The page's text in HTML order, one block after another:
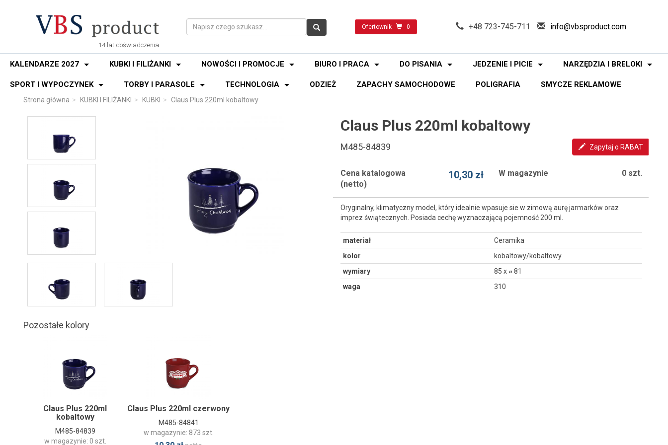
14 lat doświadczenia
Ofertownik 0 +48 723-745-711 info@vbsproduct.com
KALENDARZE 2027 KUBKI I FILIŻANKI NOWOŚCI I PROMOCJE BIURO I PRACA DO PISANIA JEDZENIE I PICIE NARZĘDZIA I BRELOKI
SPORT I WYPOCZYNEK TORBY I PARASOLE TECHNOLOGIA ODZIEŻ ZAPACHY SAMOCHODOWE POLIGRAFIA SMYCZE REKLAMOWE
Strona główna KUBKI I FILIŻANKI KUBKI Claus Plus 220ml kobaltowy
Claus Plus 220ml kobaltowy
M485-84839 Zapytaj o RABAT
Cena katalogowa
(netto)
10,30 zł W magazynie 0 szt.
Oryginalny, klimatyczny model, który idealnie wpasuje sie w zimową aurę jarmarków oraz
imprez świątecznych. Posiada cechę wyznaczającą pojemność 200 ml.
materiał
Ceramika
kolor
kobaltowy/kobaltowy
wymiary
85 x ⌀ 81
waga
310
Pozostałe kolory
Claus Plus 220ml
kobaltowy
M485-84839
w magazynie: 0 szt.
Claus Plus 220ml czerwony
M485-84841
w magazynie: 873 szt.